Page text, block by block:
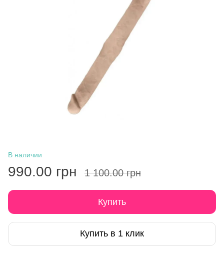
В наличии
990.00 грн 1 100.00 грн
Купить
Купить в 1 клик